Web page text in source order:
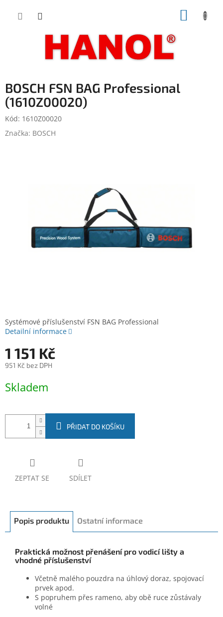
BOSCH FSN BAG Professional
(1610Z00020)
Kód: 1610Z00020
Značka: BOSCH
Systémové příslušenství FSN BAG Professional
Detailní informace
1 151 Kč
951 Kč bez DPH
cena:
Skladem
PŘIDAT DO KOŠÍKU
ZEPTAT SE SDÍLET
Popis produktu Ostatní informace
Praktická možnost přenášení pro vodicí lišty a
vhodné příslušenství
Včetně malého pouzdra na úhlový doraz, spojovací
prvek apod.
S popruhem přes rameno, aby obě ruce zůstávaly
volné